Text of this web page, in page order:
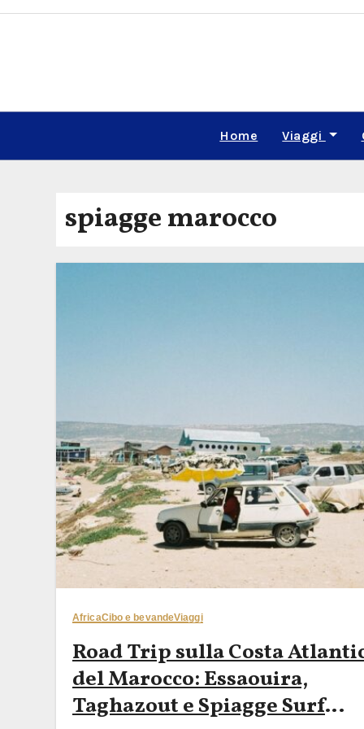
Skip
Home Viaggi
spiagge marocco
AfricaCibo e bevandeViaggi
Road Trip sulla Costa
del Marocco: Essaouira,
Taghazout e Spiagge Surf